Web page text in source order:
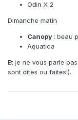
Odin X 2
Dimanche matin
Canopy : beau
Aquatica
Et je ne vous parle
sont dites ou faites!).